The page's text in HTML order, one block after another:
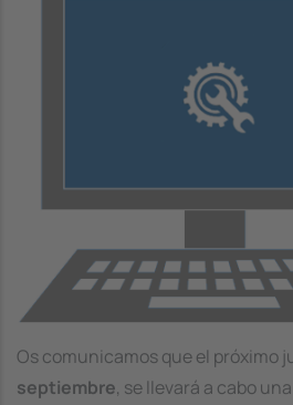
Os comunicamos que el próximo
septiembre, se llevará a cabo